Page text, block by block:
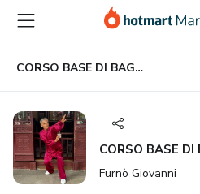
main
content
CORSO BASE DI BAGUAZHANG
CORSO BASE
Furnò Giovanni